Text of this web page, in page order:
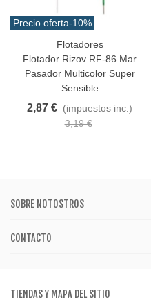
Precio oferta-10%
Flotadores
Flotador Rizov RF-86 Mar
Pasador Multicolor Super
Sensible
2,87 € (impuestos inc.)
3,19 €
SOBRE NOTOSTROS
CONTACTO
TIENDAS Y MAPA DEL SITIO